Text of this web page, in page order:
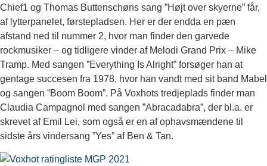
Chief1 og Thomas Buttenschøns sang ”Højt over skyerne” får,
af lytterpanelet, førstepladsen. Her er der endda en pæn
afstand ned til nummer 2, hvor man finder den garvede
rockmusiker – og tidligere vinder af Melodi Grand Prix – Mike
Tramp. Med sangen ”Everything Is Alright” forsøger han at
gentage succesen fra 1978, hvor han vandt med sit band Mabel
og sangen ”Boom Boom”. På Voxhots tredjeplads finder man
Claudia Campagnol med sangen ”Abracadabra”, der bl.a. er
skrevet af Emil Lei, som også er en af ophavsmændene til
sidste års vindersang ”Yes” af Ben & Tan.